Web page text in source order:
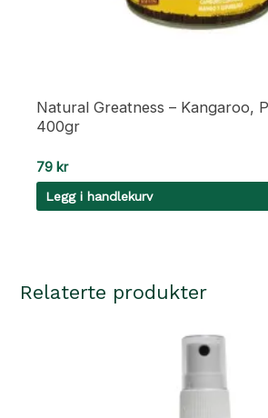
Natural Greatness – Kangaroo,
400gr
79 kr
Legg i handlekurv
Relaterte produkter